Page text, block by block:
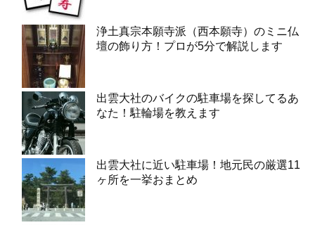
浄土真宗本願寺派（西本願寺）のミニ仏
壇の飾り方！プロが5分で解説します
出雲大社のバイクの駐車場を探してるあ
なた！駐輪場を教えます
出雲大社に近い駐車場！地元民の厳選11
ヶ所を一挙おまとめ